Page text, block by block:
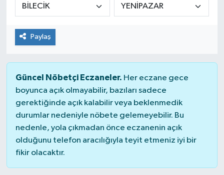
Paylaş
Güncel Nöbetçi Eczaneler. Her eczane gece
boyunca açık olmayabilir, bazıları sadece
gerektiğinde açık kalabilir veya beklenmedik
durumlar nedeniyle nöbete gelemeyebilir. Bu
nedenle, yola çıkmadan önce eczanenin açık
olduğunu telefon aracılığıyla teyit etmeniz iyi bir
fikir olacaktır.
KİĞI
MERKEZ
SAĞLIK
SİYASET
SOLHAN
SPOR